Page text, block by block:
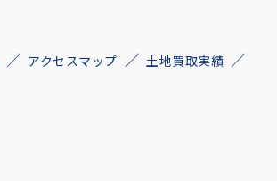
アクセスマップ
土地買取実績